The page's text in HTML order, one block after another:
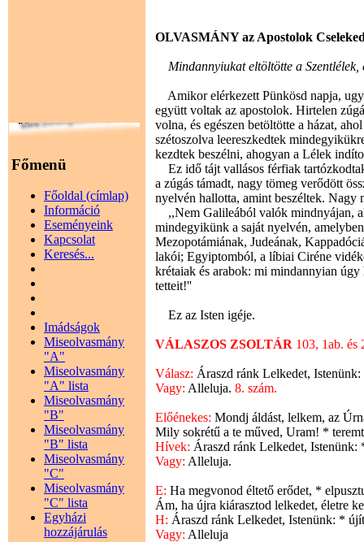
Főmenü
Főoldal (címlap)
Információ
Eseményeink
Kapcsolat
Keresés...
Imádságok
Miseolvasmány
"A"
Miseolvasmány
"A" lista
Miseolvasmány
"B"
Miseolvasmány
"B" lista
Miseolvasmány
"C"
Miseolvasmány
"C" lista
Egyházi
hozzájárulás
OLVASMÁNY az Apostolok
Mindannyiukat eltöltötte a Szentlélek,
Amikor elérkezett Pünkösd napja,
együtt voltak az apostolok. Hirtelen
volna, és egészen betöltötte a házat,
szétoszolva leereszkedtek
kezdtek beszélni, ahogyan a Lélek
Ez idő tájt vallásos férfiak
a zúgás támadt, nagy tömeg verődött
nyelvén hallotta, amint beszéltek. Nagy
,,Nem Galileából valók mindnyájan,
mindegyikünk a saját nyelvén,
Mezopotámiának, Judeának,
lakói; Egyiptomból, a líbiai Ciréne
krétaiak és arabok: mi mindannyian
tetteit!''
Ez az Isten igéje.
VÁLASZOS ZSOLTÁR 103, 1ab.
Válasz: Áraszd ránk Lelkedet,
Vagy: Alleluja.8. szám.
Előénekes: Mondj áldást, lelkem, az
Mily sokrétű a te műved, Uram! *
Hívek: Áraszd ránk Lelkedet, Istenünk:
Vagy: Alleluja.
E: Ha megvonod éltető erődet, *
Ám, ha újra kiárasztod lelkedet, életre
H: Áraszd ránk Lelkedet, Istenünk: *
Vagy: Alleluja